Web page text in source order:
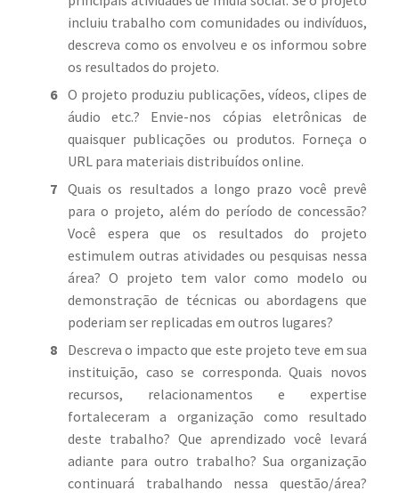
incluiu trabalho com comunidades ou indivíduos,
descreva como os envolveu e os informou sobre
os resultados do projeto.
O projeto produziu publicações, vídeos, clipes de
áudio etc.? Envie-nos cópias eletrônicas de
quaisquer publicações ou produtos. Forneça o
URL para materiais distribuídos online.
Quais os resultados a longo prazo você prevê
para o projeto, além do período de concessão?
Você espera que os resultados do projeto
estimulem outras atividades ou pesquisas nessa
área? O projeto tem valor como modelo ou
demonstração de técnicas ou abordagens que
poderiam ser replicadas em outros lugares?
Descreva o impacto que este projeto teve em sua
instituição, caso se corresponda. Quais novos
recursos, relacionamentos e expertise
fortaleceram a organização como resultado
deste trabalho? Que aprendizado você levará
adiante para outro trabalho? Sua organização
continuará trabalhando nessa questão/área?